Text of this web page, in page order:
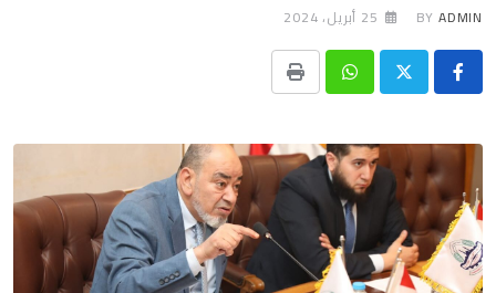
BY ADMIN 25 أبريل، 2024
Whatsapp
Print